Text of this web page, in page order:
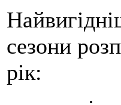
сезони
рік: